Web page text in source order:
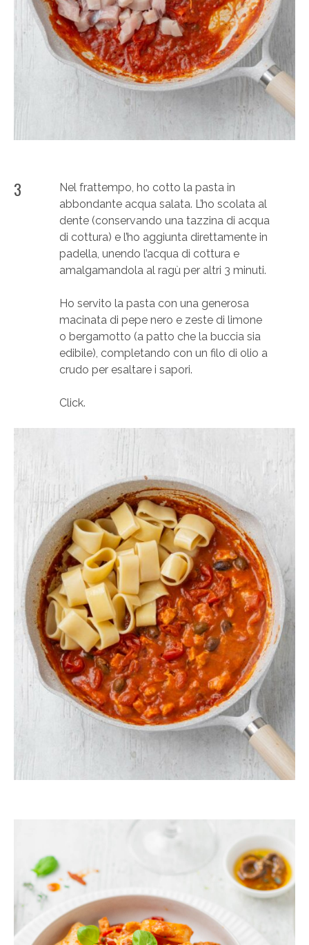
3
Nel frattempo, ho cotto la pasta in
abbondante acqua salata. L’ho scolata al
dente (conservando una tazzina di acqua
di cottura) e l’ho aggiunta direttamente in
padella, unendo l’acqua di cottura e
amalgamandola al ragù per altri 3 minuti.
Ho servito la pasta con una generosa
macinata di pepe nero e zeste di limone
o bergamotto (a patto che la buccia sia
edibile), completando con un filo di olio a
crudo per esaltare i sapori.
Click.